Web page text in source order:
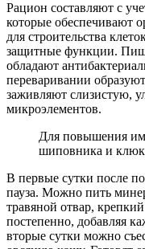
Рацион составляют с
которые обеспечивают
для строительства
защитные функции.
обладают
переваривании
заживляют слизистую,
микроэлементов.
Для повышения
шиповника и
В первые сутки после
пауза. Можно пить
травяной отвар,
постепенно, добавляя
вторые сутки можно